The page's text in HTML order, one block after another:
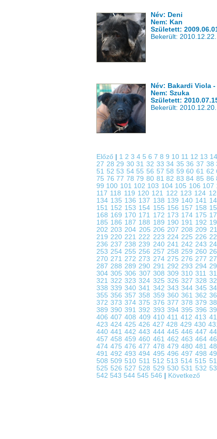
Név: Deni
Nem: Kan
Született:
Bekerült: 2010.12.22.
Név: Bakardi Viola
Nem: Szuka
Született:
Bekerült: 2010.12.20.
Előző 1 2 3 4 5 6 7 8 9 10 11 12 13
27 2829 303132 3334 353637 38
51 52 53 54 55 56 57 58 596061 62
75 7677 787980 8182 838485 86
99 100 101 102 103 104 105 106 107
117 118 119 120 121 122 123 124
134 135 136 137 138 139 140 141
151 152 153 154 155 156 157 158
168 169 170 171 172 173 174 175
185 186 187 188 189 190 191 192
202203204 205 206 207208209
219220221222 223 224 225 226
236237238239 240 241 242 243
253254255256 257 258 259 260
270271272273 274 275 276 277
287288289290 291 292 293 294
304305306 307 308 309310311
321322323324 325 326 327 328
338339340341 342 343 344 345
355356357358 359 360 361 362
372373374375 376 377 378 379
389390391392 393 394 395 396
406407408 409 410 411412413
423 424 425 426 427428429430
440441442443 444 445 446 447
457458459460 461 462 463 464
474475476477 478 479 480 481
491492493494 495 496 497 498
508 509 510 511 512 513 514 515
525 526 527 528 529 530 531 532
542 543 544 545 546 Következő